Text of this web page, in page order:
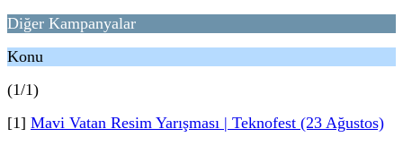
Diğer Kampanyalar
Konu
(1/1)
[1] Mavi Vatan Resim Yarışması | Teknofest (23 Ağustos)